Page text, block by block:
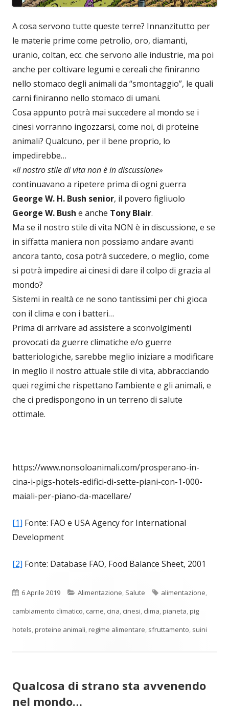
A cosa servono tutte queste terre? Innanzitutto per
le materie prime come petrolio, oro, diamanti,
uranio, coltan, ecc. che servono alle industrie, ma poi
anche per coltivare legumi e cereali che finiranno
nello stomaco degli animali da “smontaggio”, le quali
carni finiranno nello stomaco di umani.
Cosa appunto potrà mai succedere al mondo se i
cinesi vorranno ingozzarsi, come noi, di proteine
animali? Qualcuno, per il bene proprio, lo
impedirebbe…
«Il nostro stile di vita non è in discussione»
continuavano a ripetere prima di ogni guerra
George W. H. Bush senior, il povero figliuolo
George W. Bush e anche Tony Blair.
Ma se il nostro stile di vita NON è in discussione, e se
in siffatta maniera non possiamo andare avanti
ancora tanto, cosa potrà succedere, o meglio, come
si potrà impedire ai cinesi di dare il colpo di grazia al
mondo?
Sistemi in realtà ce ne sono tantissimi per chi gioca
con il clima e con i batteri…
Prima di arrivare ad assistere a sconvolgimenti
provocati da guerre climatiche e/o guerre
batteriologiche, sarebbe meglio iniziare a modificare
in meglio il nostro attuale stile di vita, abbracciando
quei regimi che rispettano l’ambiente e gli animali, e
che ci predispongono in un terreno di salute
ottimale.
https://www.nonsoloanimali.com/prosperano-in-
cina-i-pigs-hotels-edifici-di-sette-piani-con-1-000-
maiali-per-piano-da-macellare/
[1] Fonte: FAO e USA Agency for International
Development
[2] Fonte: Database FAO, Food Balance Sheet, 2001
Pubblicato
6 Aprile 2019 Categorie
Alimentazione, Salute Tag
alimentazione,
cambiamento climatico, carne, cina, cinesi, clima,pianeta,pig
hotels,proteine animali,regime alimentare, sfruttamento, suini
Qualcosa di strano sta avvenendo
nel mondo…